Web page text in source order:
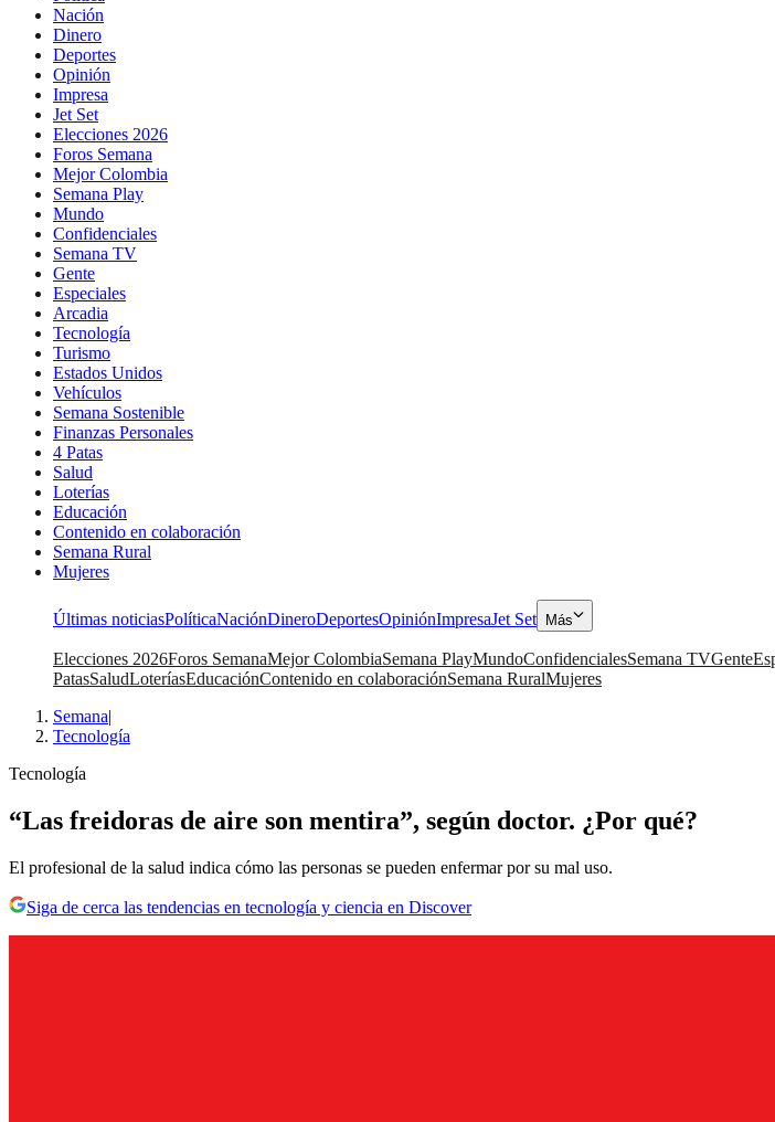
Nación
Dinero
Deportes
Opinión
Impresa
Jet Set
Elecciones 2026
Foros Semana
Mejor Colombia
Semana Play
Mundo
Confidenciales
Semana TV
Gente
Especiales
Arcadia
Tecnología
Turismo
Estados Unidos
Vehículos
Semana Sostenible
Finanzas Personales
4 Patas
Salud
Loterías
Educación
Contenido en colaboración
Semana Rural
Mujeres
Últimas noticiasPolíticaNaciónDineroDeportesOpiniónImpresaJet Set Más
Elecciones 2026Foros SemanaMejor ColombiaSemana PlayMundoConfidencialesSemana TVGente
PatasSaludLoteríasEducaciónContenido en colaboraciónSemana RuralMujeres
Semana|
Tecnología
Tecnología
“Las freidoras de aire son mentira”, según doctor. ¿Por qué?
El profesional de la salud indica cómo las personas se pueden enfermar por su mal uso.
Siga de cerca las tendencias en tecnología y ciencia en Discover